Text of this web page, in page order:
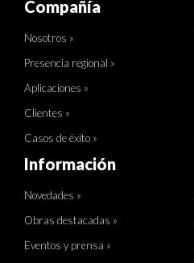
Compañía
Nosotros »
Presencia regional »
Aplicaciones »
Clientes »
Casos de éxito »
Información
Novedades »
Obras destacadas »
Eventos y prensa »